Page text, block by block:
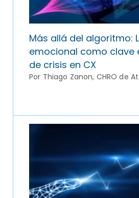
Más allá del algoritmo:
emocional como clave
de crisis en CX
Por Thiago Zanon, CHRO de